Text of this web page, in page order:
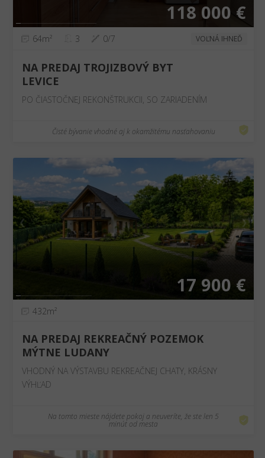
118 000 €
64m² 3 0/7 VOĽNÁ IHNEĎ
NA PREDAJ TROJIZBOVÝ BYT
LEVICE
PO ČIASTOČNEJ REKONŠTRUKCII, SO ZARIADENÍM
Čisté bývanie vhodné aj k okamžitému nasťahovaniu
❮ ❯
17 900 €
432m²
NA PREDAJ REKREAČNÝ POZEMOK
MÝTNE LUDANY
VHODNÝ NA VÝSTAVBU REKREAČNEJ CHATY, KRÁSNY
VÝHĽAD
Na tomto mieste nájdete pokoj a neuveríte, že ste len 5
minút od mesta